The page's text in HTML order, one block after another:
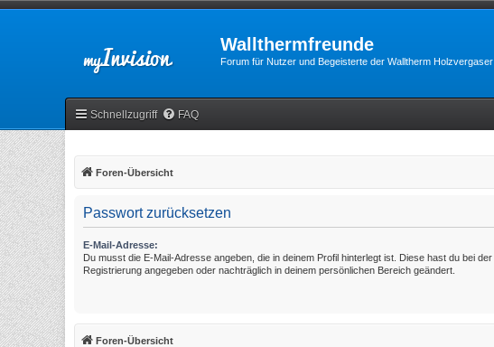
Wallthermfreunde
Forum für Nutzer und Begeisterte der Walltherm Holzvergaser
Schnellzugriff FAQ
Foren-Übersicht
Passwort zurücksetzen
E-Mail-Adresse:
Du musst die E-Mail-Adresse angeben, die in deinem Profil hinterlegt ist. Diese hast du bei der
Registrierung angegeben oder nachträglich in deinem persönlichen Bereich geändert.
Foren-Übersicht